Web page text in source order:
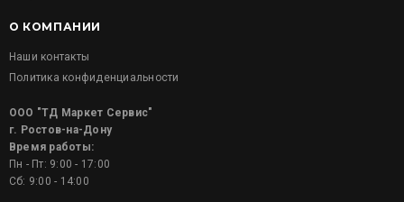
О КОМПАНИИ
Наши контакты
Политика конфиденциальности
ООО "ТД Маркет Сервис"
г. Ростов-на-Дону
Время работы:
Пн - Пт: 9:00 - 17:00
Сб: 9:00 - 14:00